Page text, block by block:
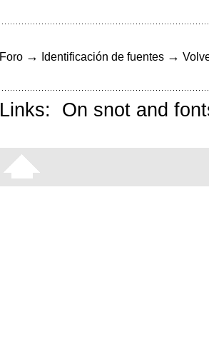
Foro → Identificación de fuentes →
Links: On snot and